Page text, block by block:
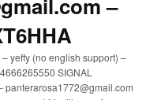
–
yeffy (no english support) –
SIGNAL
panterarosa1772@gmail.com